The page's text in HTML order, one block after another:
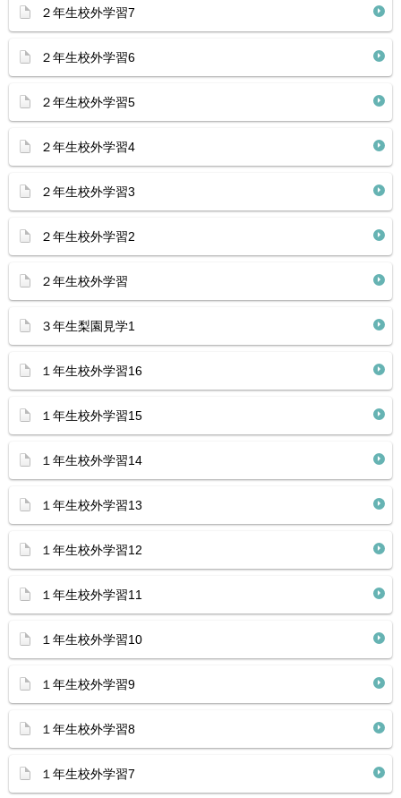
２年生校外学習7
２年生校外学習6
２年生校外学習5
２年生校外学習4
２年生校外学習3
２年生校外学習2
２年生校外学習
３年生梨園見学1
１年生校外学習16
１年生校外学習15
１年生校外学習14
１年生校外学習13
１年生校外学習12
１年生校外学習11
１年生校外学習10
１年生校外学習9
１年生校外学習8
１年生校外学習7